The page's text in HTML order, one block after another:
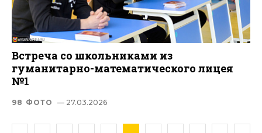
Встреча со школьниками из
гуманитарно-математического лицея
№1
98 ФОТО — 27.03.2026